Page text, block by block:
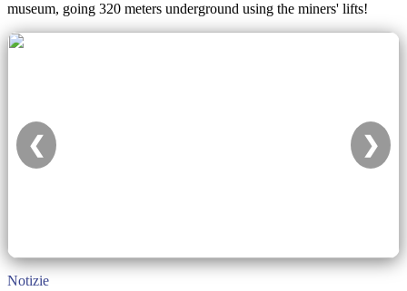
museum, going 320 meters underground using the miners' lifts!
❮ ❯
Notizie